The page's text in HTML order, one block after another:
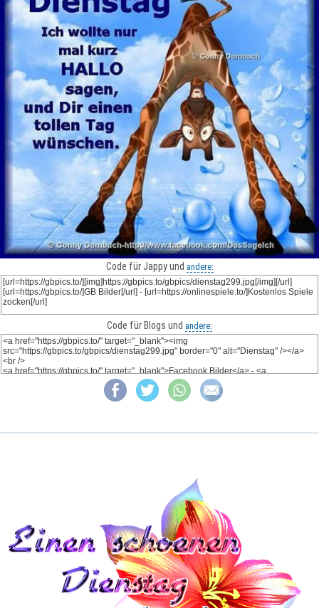
Code für Jappy und andere:
Code für Blogs und andere: